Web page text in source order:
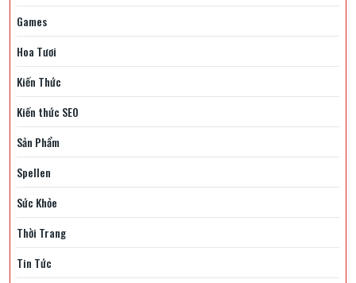
Games
Hoa Tươi
Kiến Thức
Kiến thức SEO
Sản Phẩm
Spellen
Sức Khỏe
Thời Trang
Tin Tức